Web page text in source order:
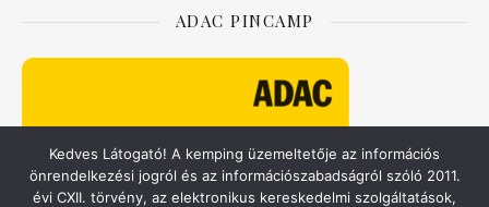
ADAC PINCAMP
Kedves Látogató! A kemping üzemeltetője az információs
önrendelkezési jogról és az információszabadságról szóló 2011.
évi CXII. törvény, az elektronikus kereskedelmi szolgáltatások,